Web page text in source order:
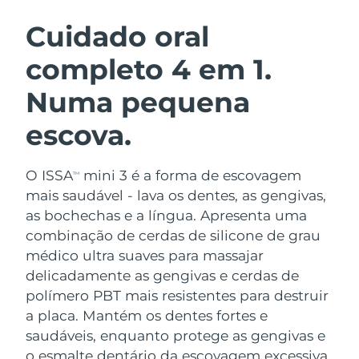
Cuidado oral
completo 4 em 1.
Numa pequena
escova.
O ISSATM
mini 3 é a forma de escovagem
mais saudável - lava os dentes, as gengivas,
as bochechas e a língua. Apresenta uma
combinação de cerdas de silicone de grau
médico ultra suaves para massajar
delicadamente as gengivas e cerdas de
polímero PBT mais resistentes para destruir
a placa. Mantém os dentes fortes e
saudáveis, enquanto protege as gengivas e
o esmalte dentário da escovagem excessiva.
Limpeza facial
Anti-aging massage
LUNA™ 4 Plus
Massage, LED heating
LUNA™ 4 Men
For men, anti-aging massage
Lifting facial
Microcurrent toning
BEAR™ 2 go
Microcurrent toning on-the-go
BEAR™ 2 eyes & lips
Microcurrent line smoothing device
Hidratação
UFO™ 3 kit
Deep facial hydration
UFO™ 3 LED
Near-infrared and red light therapy
device
Cuidado oral
issa™ 4
Hybrid silicone sonic toothbrush
issa™ 4 plus
Smart hybrid silicone sonic toothbrush
TRATAMENTO ANTIENVELHECIMENTO
FAQ™
Antienvelhecimento Tratamentos LED
NEW
Áustria
Barein Entrega prevista
Bélgica Entrega prevista
Bermudas
Bósnia e
Herzegovina
Entrega prevista 11/8/26
Brunei Entrega prevista13/8/26
Bulgária Entrega prevista
Canadá Entrega prevista
Chile Entrega prevista12/8/26